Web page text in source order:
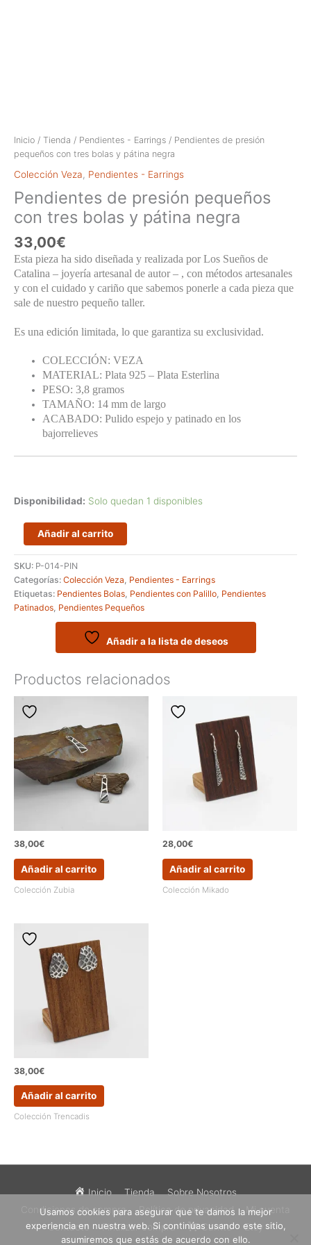
Inicio / Tienda / Pendientes - Earrings / Pendientes de presión
pequeños con tres bolas y pátina negra
Colección Veza Pendientes - Earrings
Pendientes de presión pequeños
con tres bolas y pátina negra
33,00€
Esta pieza ha sido diseñada y realizada por Los Sueños de
Catalina – joyería artesanal de autor – , con métodos artesanales
y con el cuidado y cariño que sabemos ponerle a cada pieza que
sale de nuestro pequeño taller.
Es una edición limitada, lo que garantiza su exclusividad.
COLECCIÓN: VEZA
MATERIAL: Plata 925 – Plata Esterlina
PESO: 3,8 gramos
TAMAÑO: 14 mm de largo
ACABADO: Pulido espejo y patinado en los
bajorrelieves
Disponibilidad: Solo quedan 1 disponibles
Pendientes
de
presión
pequeños
con
tres
bolas
Añadir al carrito
SKU: P-014-PIN
Categorías: Colección Veza, Pendientes - Earrings
Etiquetas: Pendientes Bolas, Pendientes con Palillo, Pendientes
Patinados, Pendientes Pequeños
Añadir a la lista de deseos
Productos relacionados
38,00€
Añadir al carrito
Colección Zubia
28,00€
Añadir al carrito
Colección Mikado
38,00€
Añadir al carrito
Colección Trencadis
Inicio Tienda
Sobre Nosotros
Condiciones de compra
Política de privacidad
Mi cuenta
Contacto
Finalizar compra Carrito Etsy
Usamos cookies para asegurar que te damos la mejor
experiencia en nuestra web. Si continúas usando este sitio,
asumiremos que estás de acuerdo con ello.